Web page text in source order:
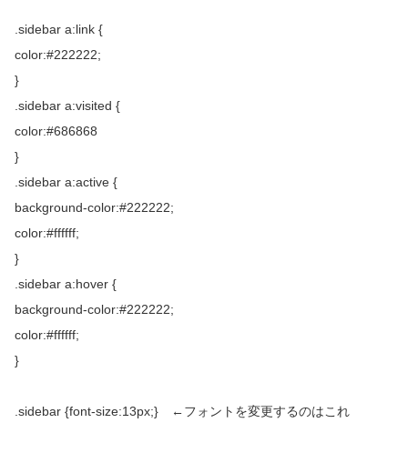
.sidebar a:link {
color:#222222;
}
.sidebar a:visited {
color:#686868
}
.sidebar a:active {
background-color:#222222;
color:#ffffff;
}
.sidebar a:hover {
background-color:#222222;
color:#ffffff;
}
.sidebar {font-size:13px;} ←フォントを変更するのはこれ